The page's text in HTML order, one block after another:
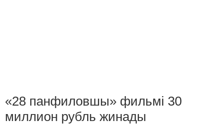
«28 панфиловшы» фильмі 30
миллион рубль жинады